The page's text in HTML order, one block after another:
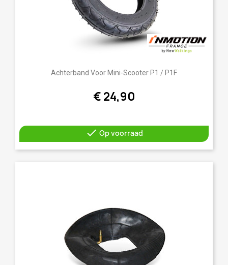
Achterband Voor Mini-Scooter P1 / P1F
€ 24,90
 Op voorraad